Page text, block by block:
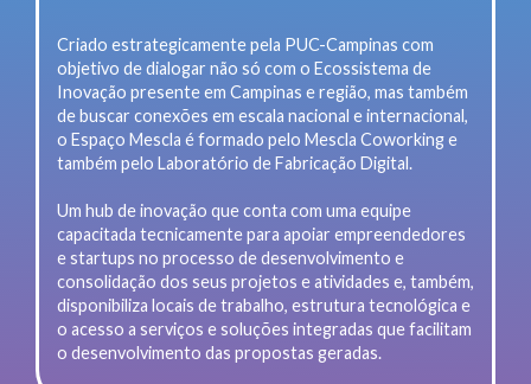
Criado estrategicamente pela PUC-Campinas com
objetivo de dialogar não só com o Ecossistema de
Inovação presente em Campinas e região, mas também
de buscar conexões em escala nacional e internacional,
o Espaço Mescla é formado pelo Mescla Coworking e
também pelo Laboratório de Fabricação Digital.
Um hub de inovação que conta com uma equipe
capacitada tecnicamente para apoiar empreendedores
e startups no processo de desenvolvimento e
consolidação dos seus projetos e atividades e, também,
disponibiliza locais de trabalho, estrutura tecnológica e
o acesso a serviços e soluções integradas que facilitam
o desenvolvimento das propostas geradas.